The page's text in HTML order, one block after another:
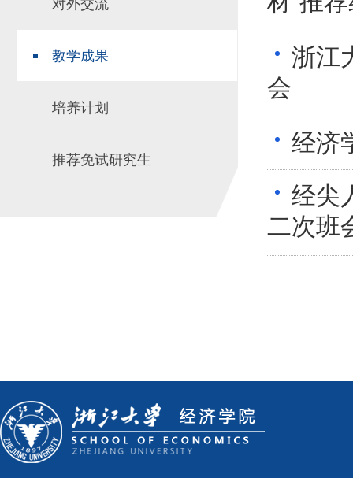
对外交流
教学成果
培养计划
推荐免试研究生
浙江
会
经济
经尖
二次班